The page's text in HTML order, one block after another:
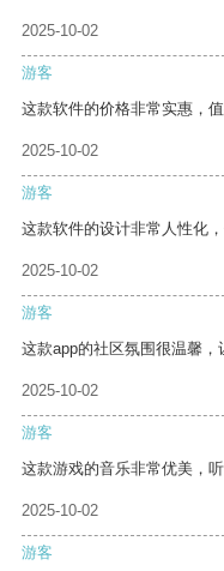
2025-10-02
游客
这款软件的价格非常实惠，值
2025-10-02
游客
这款软件的设计非常人性化
2025-10-02
游客
这款app的社区氛围很温馨，
2025-10-02
游客
这款游戏的音乐非常优美，听
2025-10-02
游客